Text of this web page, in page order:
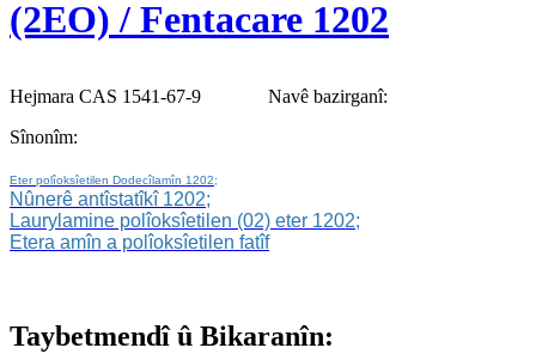
(2EO) / Fentacare 1202
Hejmara CAS 1541-67-9
Navê bazirganî:
Sînonîm:
Eter polîoksîetilen Dodecîlamîn 1202;
Nûnerê antîstatîkî 1202;
Laurylamine polîoksîetilen (02) eter 1202;
Etera amîn a polîoksîetilen fatîf
Taybetmendî û Bikaranîn: